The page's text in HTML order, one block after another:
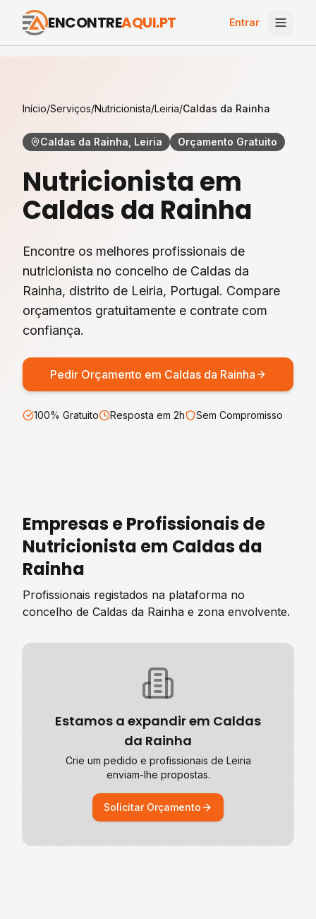
ENCONTREAQUI.PT Entrar
Início/Serviços/Nutricionista/Leiria/Caldas da Rainha
Caldas da Rainha, Leiria Orçamento Gratuito
Nutricionistaem
Caldas da Rainha
Encontre os melhores profissionais de
nutricionista no concelho de Caldas da
Rainha, distrito de Leiria, Portugal. Compare
orçamentos gratuitamente e contrate com
confiança.
Pedir Orçamento em Caldas da Rainha
100% Gratuito Resposta em 2h Sem Compromisso
Empresas e Profissionais de
Nutricionista em Caldas da
Rainha
Profissionais registados na plataforma no
concelho de Caldas da Rainha e zona envolvente.
Estamos a expandir em Caldas
da Rainha
Crie um pedido e profissionais de Leiria
enviam-lhe propostas.
Solicitar Orçamento